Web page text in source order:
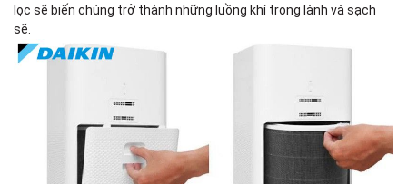
lọc sẽ biến chúng trở thành những luồng khí trong lành và sạch
sẽ.